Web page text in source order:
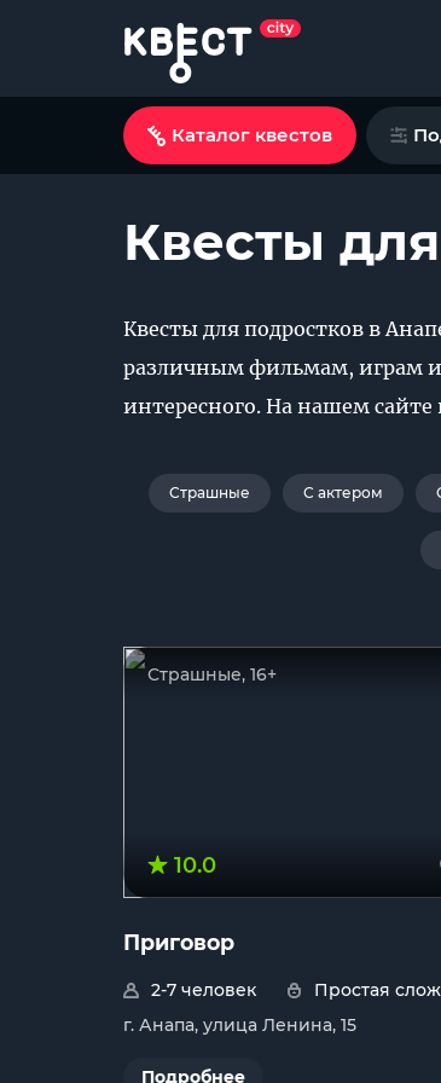
Каталог квестов
Квесты
Квесты для подростков в
различным фильмам, играм
интересного. На нашем
Страшные С актером
Страшные, 16+
10.0
Приговор
2-7 человек
Простая
г. Анапа, улица Ленина, 15
Подробнее